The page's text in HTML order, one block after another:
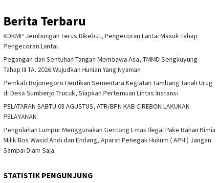
Berita Terbaru
KDKMP Jembungan Terus Dikebut, Pengecoran Lantai Masuk Tahap
Pengecoran Lantai.
Pegangan dan Sentuhan Tangan Membawa Asa, TMMD Sengkuyung
Tahap III TA. 2026 Wujudkan Hunian Yang Nyaman
Pemkab Bojonegoro Hentikan Sementara Kegiatan Tambang Tanah Urug
di Desa Sumberjo Trucuk, Siapkan Pertemuan Lintas Instansi
PELATARAN SABTU 08 AGUSTUS, ATR/BPN KAB CIREBON LAKUKAN
PELAYANAN
Pengolahan Lumpur Menggunakan Gentong Emas Ilegal Pake Bahan Kimia
Milik Bos Wasid Andi dan Endang, Aparat Penegak Hukum ( APH ) Jangan
Sampai Diam Saja
STATISTIK PENGUNJUNG